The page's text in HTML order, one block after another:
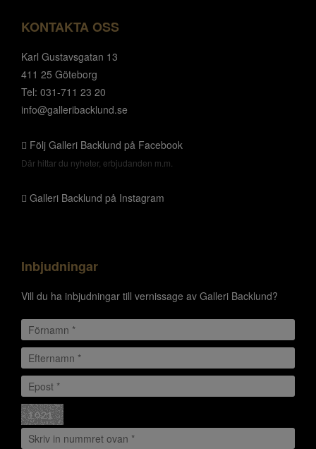
KONTAKTA OSS
Karl Gustavsgatan 13
411 25 Göteborg
Tel: 031-711 23 20
info@galleribacklund.se
Följ Galleri Backlund på Facebook
Där hittar du nyheter, erbjudanden m.m.
Galleri Backlund på Instagram
Inbjudningar
Vill du ha inbjudningar till vernissage av Galleri Backlund?